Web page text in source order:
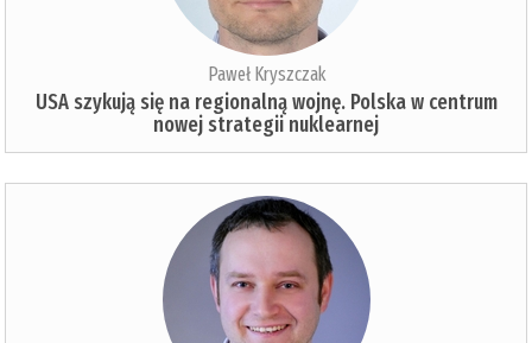
Paweł Kryszczak
USA szykują się na regionalną wojnę. Polska w centrum
nowej strategii nuklearnej